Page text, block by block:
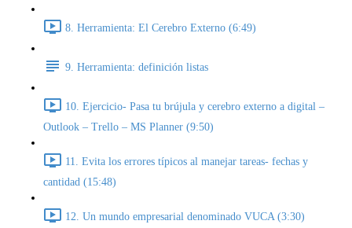
8. Herramienta: El Cerebro Externo (6:49)
9. Herramienta: definición listas
10. Ejercicio- Pasa tu brújula y cerebro externo a digital –
Outlook – Trello – MS Planner (9:50)
11. Evita los errores típicos al manejar tareas- fechas y
cantidad (15:48)
12. Un mundo empresarial denominado VUCA (3:30)